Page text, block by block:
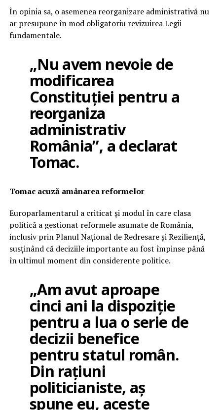
În opinia sa, o asemenea reorganizare administrativă nu
ar presupune în mod obligatoriu revizuirea Legii
fundamentale.
„Nu avem nevoie de
modificarea
Constituției pentru a
reorganiza
administrativ
România”, a declarat
Tomac.
Tomac acuză amânarea reformelor
Europarlamentarul a criticat și modul în care clasa
politică a gestionat reformele asumate de România,
inclusiv prin Planul Național de Redresare și Reziliență,
susținând că deciziile importante au fost împinse până
în ultimul moment din considerente politice.
„Am avut aproape
cinci ani la dispoziție
pentru a lua o serie de
decizii benefice
pentru statul român.
Din rațiuni
politicianiste, aș
spune eu, aceste